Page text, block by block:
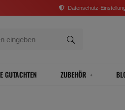
Datenschutz-
GUTACHTEN ZUBEHÖR